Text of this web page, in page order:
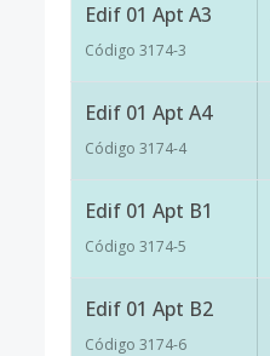
Edif 01 Apt A3
Código 3174-3
Edif 01 Apt A4
Código 3174-4
Edif 01 Apt B1
Código 3174-5
Edif 01 Apt B2
Código 3174-6